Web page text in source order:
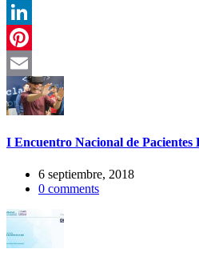
WhatsApp
LinkedIn
Pinterest
Email
I Encuentro Nacional de Pacientes
6 septiembre, 2018
0 comments